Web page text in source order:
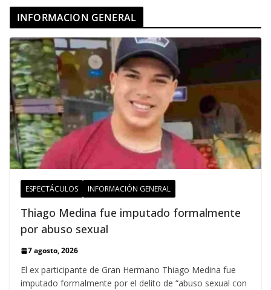
INFORMACION GENERAL
ESPECTÁCULOS INFORMACIÓN GENERAL
Thiago Medina fue imputado formalmente
por abuso sexual
7 agosto, 2026
El ex participante de Gran Hermano Thiago Medina fue
imputado formalmente por el delito de “abuso sexual con